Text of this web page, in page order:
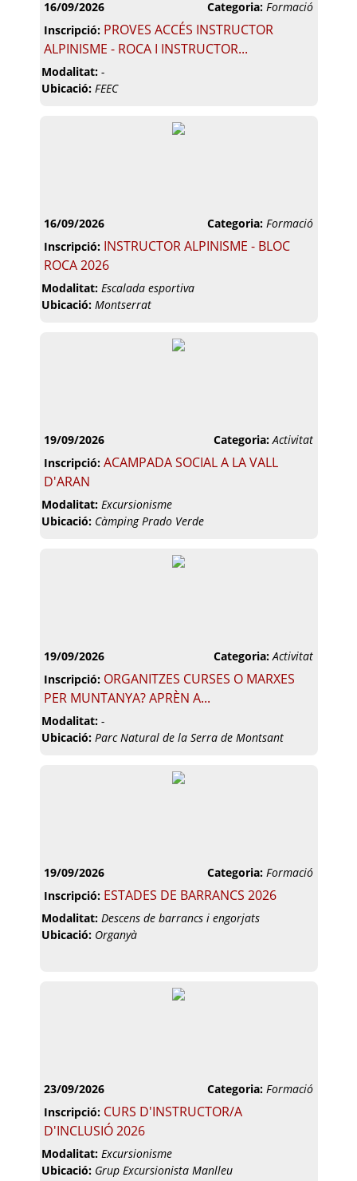
16/09/2026 Categoria: Formació
Inscripció: PROVES ACCÉS INSTRUCTOR
ALPINISME - ROCA I INSTRUCTOR...
Modalitat: -
Ubicació: FEEC
16/09/2026 Categoria: Formació
Inscripció: INSTRUCTOR ALPINISME - BLOC
ROCA 2026
Modalitat: Escalada esportiva
Ubicació: Montserrat
19/09/2026 Categoria: Activitat
Inscripció: ACAMPADA SOCIAL A LA VALL
D'ARAN
Modalitat: Excursionisme
Ubicació: Càmping Prado Verde
19/09/2026 Categoria: Activitat
Inscripció: ORGANITZES CURSES O MARXES
PER MUNTANYA? APRÈN A...
Modalitat: -
Ubicació: Parc Natural de la Serra de Montsant
19/09/2026 Categoria: Formació
Inscripció: ESTADES DE BARRANCS 2026
Modalitat: Descens de barrancs i engorjats
Ubicació: Organyà
23/09/2026 Categoria: Formació
Inscripció: CURS D'INSTRUCTOR/A
D'INCLUSIÓ 2026
Modalitat: Excursionisme
Ubicació: Grup Excursionista Manlleu